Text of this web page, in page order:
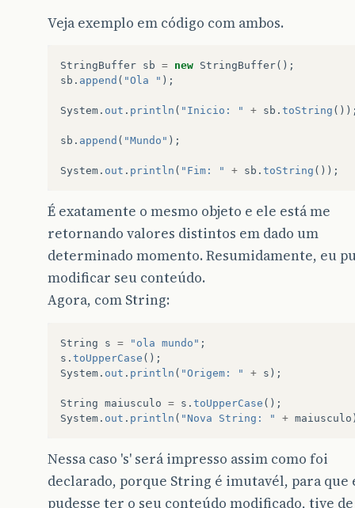
Veja exemplo em código com ambos.
StringBuffer sb = new StringBuffer();
sb . append ( "Ola " );
System . out . println ( "Inicio: " + sb . toString
sb . append ( "Mundo" );
System . out . println ( "Fim: " + sb . toString ());
É exatamente o mesmo objeto e ele está me
retornando valores distintos em dado um
determinado momento. Resumidamente, eu
modificar seu conteúdo.
Agora, com String:
String s = "ola mundo" ;
s . toUpperCase ();
System . out . println ( "Origem: " + s );
String maiusculo = s . toUpperCase ();
System . out . println ( "Nova String: " + maiusculo
Nessa caso 's' será impresso assim como foi
declarado, porque String é imutavél, para que
pudesse ter o seu conteúdo modificado, tive de